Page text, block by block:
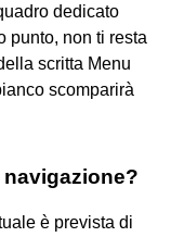
dedicato
punto, non ti resta
scritta Menu
scomparirà
è prevista di